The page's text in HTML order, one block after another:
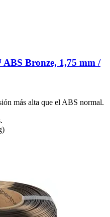
Bronze, 1,75 mm /
más alta que el ABS normal.